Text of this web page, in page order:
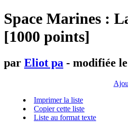
Space Marines :
[1000 points]
par Eliot pa - modifiée
Imprimer la liste
Copier cette liste
Liste au format texte